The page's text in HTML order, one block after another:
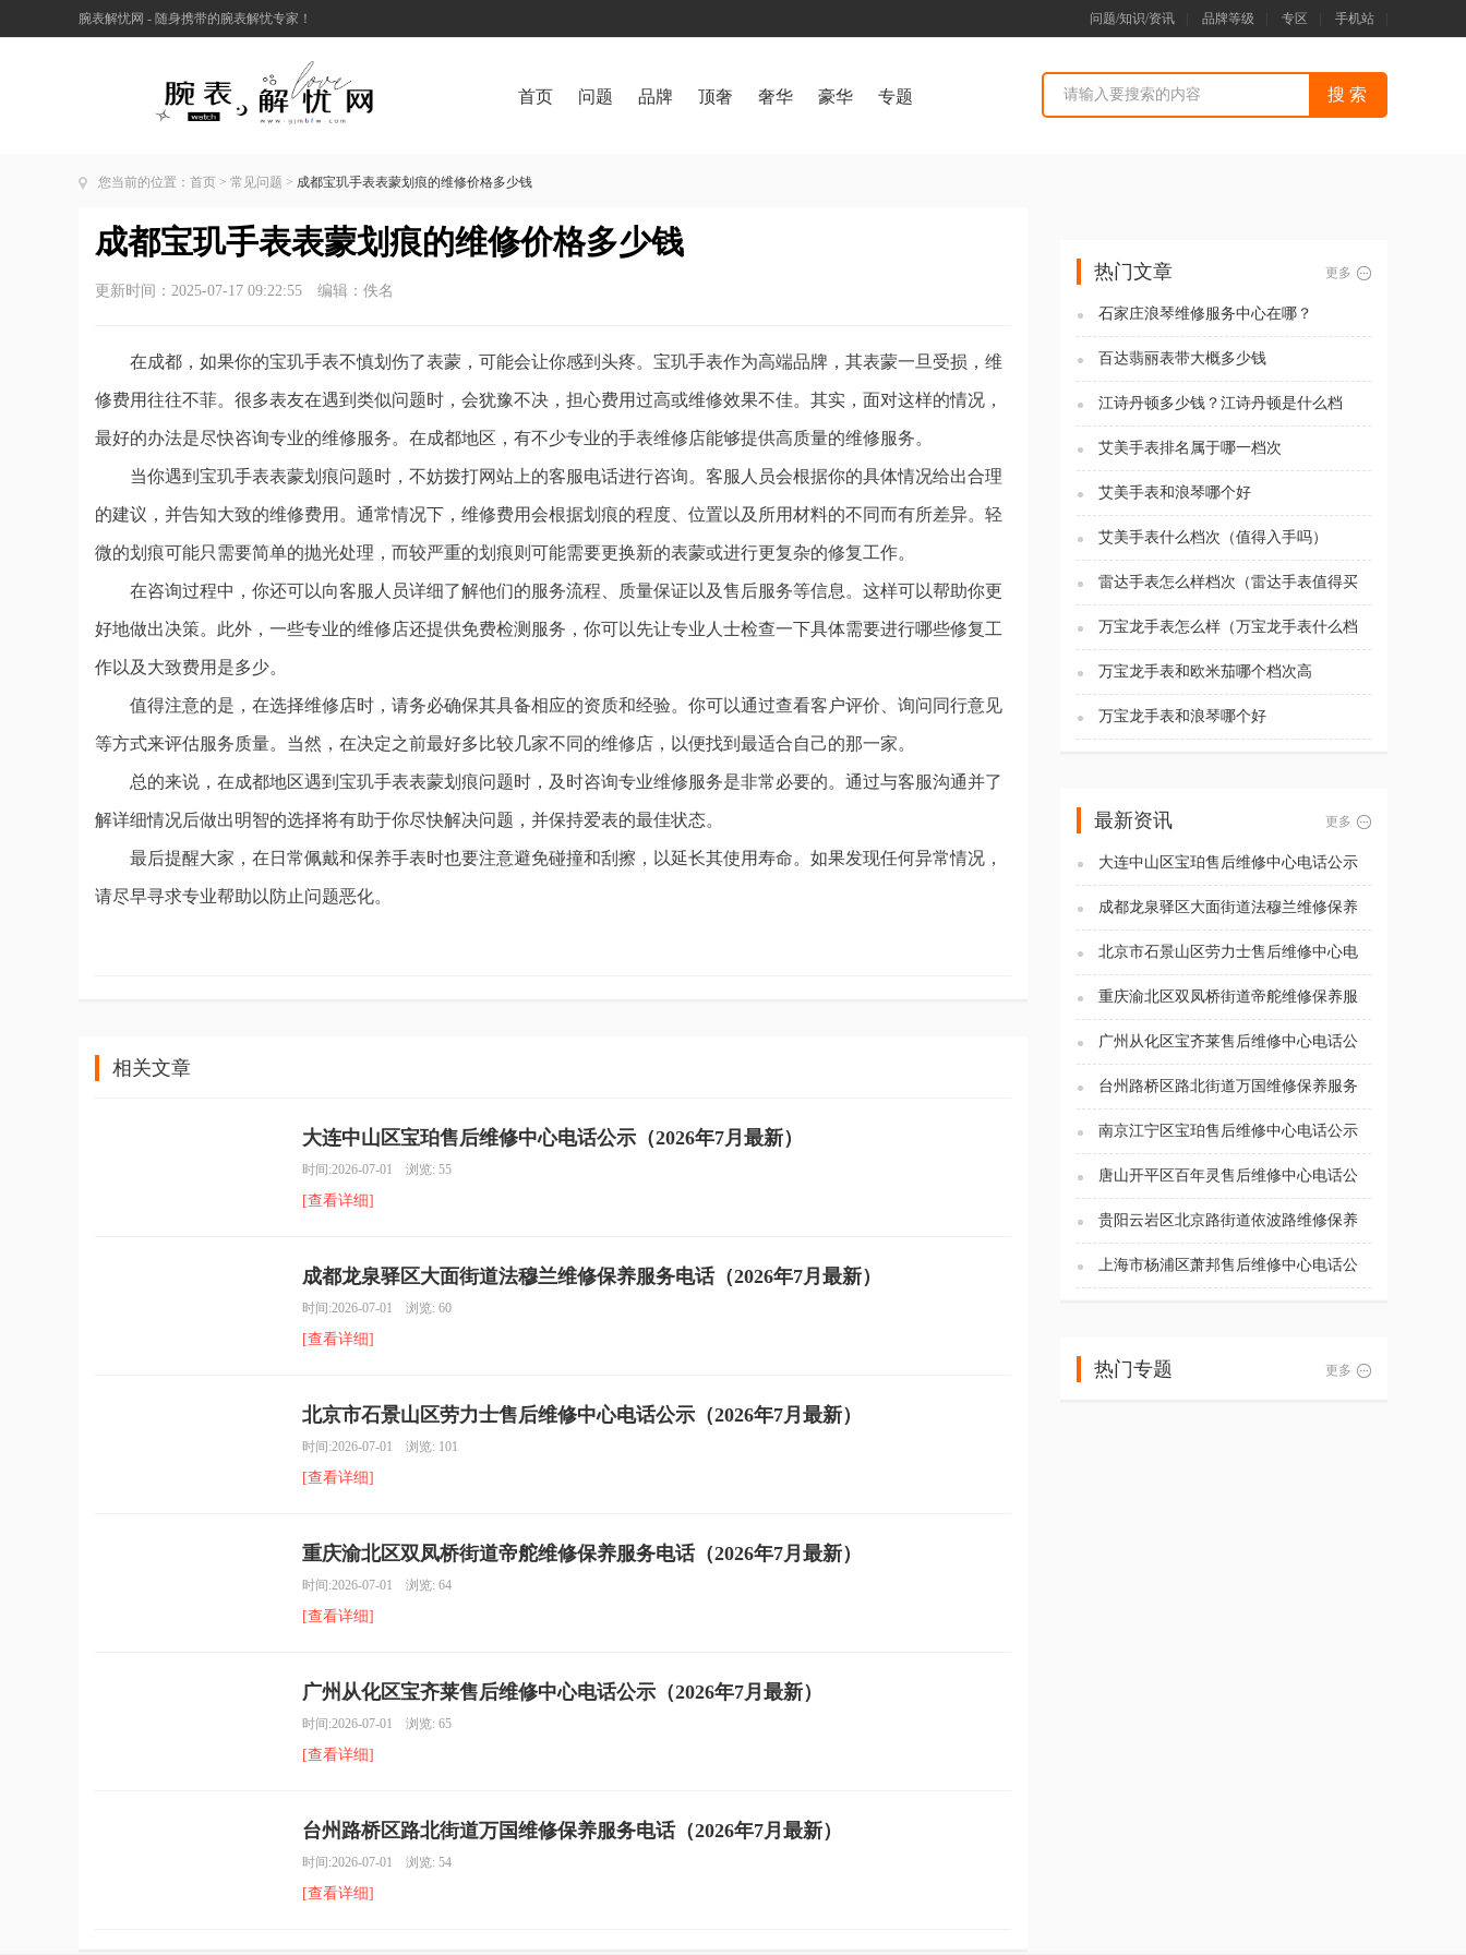
腕表解忧网 - 随身携带的腕表解忧专家！ 问题/知识/资讯 品牌等级 专区 手机站
首页 问题 品牌 顶奢 奢华 豪华 专题
您当前的位置： 首页 > 常见问题 > 成都宝玑手表表蒙划痕的维修价格多少钱
成都宝玑手表表蒙划痕的维修价格多少钱
更新时间：2025-07-17 09:22:55 编辑：佚名
在成都，如果你的宝玑手表不慎划伤了表蒙，可能会让你感到头疼。宝玑手表作为高端品牌，其表蒙一旦受损，维
修费用往往不菲。很多表友在遇到类似问题时，会犹豫不决，担心费用过高或维修效果不佳。其实，面对这样的情况，
最好的办法是尽快咨询专业的维修服务。在成都地区，有不少专业的手表维修店能够提供高质量的维修服务。
当你遇到宝玑手表表蒙划痕问题时，不妨拨打网站上的客服电话进行咨询。客服人员会根据你的具体情况给出合理
的建议，并告知大致的维修费用。通常情况下，维修费用会根据划痕的程度、位置以及所用材料的不同而有所差异。轻
微的划痕可能只需要简单的抛光处理，而较严重的划痕则可能需要更换新的表蒙或进行更复杂的修复工作。
在咨询过程中，你还可以向客服人员详细了解他们的服务流程、质量保证以及售后服务等信息。这样可以帮助你更
好地做出决策。此外，一些专业的维修店还提供免费检测服务，你可以先让专业人士检查一下具体需要进行哪些修复工
作以及大致费用是多少。
值得注意的是，在选择维修店时，请务必确保其具备相应的资质和经验。你可以通过查看客户评价、询问同行意见
等方式来评估服务质量。当然，在决定之前最好多比较几家不同的维修店，以便找到最适合自己的那一家。
总的来说，在成都地区遇到宝玑手表表蒙划痕问题时，及时咨询专业维修服务是非常必要的。通过与客服沟通并了
解详细情况后做出明智的选择将有助于你尽快解决问题，并保持爱表的最佳状态。
最后提醒大家，在日常佩戴和保养手表时也要注意避免碰撞和刮擦，以延长其使用寿命。如果发现任何异常情况，
请尽早寻求专业帮助以防止问题恶化。
相关文章
大连中山区宝珀售后维修中心电话公示（2026年7月最新）
时间:2026-07-01 浏览: 55
[查看详细]
成都龙泉驿区大面街道法穆兰维修保养服务电话（2026年7月最新）
时间:2026-07-01 浏览: 60
[查看详细]
北京市石景山区劳力士售后维修中心电话公示（2026年7月最新）
时间:2026-07-01 浏览: 101
[查看详细]
重庆渝北区双凤桥街道帝舵维修保养服务电话（2026年7月最新）
时间:2026-07-01 浏览: 64
[查看详细]
广州从化区宝齐莱售后维修中心电话公示（2026年7月最新）
时间:2026-07-01 浏览: 65
[查看详细]
台州路桥区路北街道万国维修保养服务电话（2026年7月最新）
时间:2026-07-01 浏览: 54
[查看详细]
热门文章 更多
石家庄浪琴维修服务中心在哪？
百达翡丽表带大概多少钱
江诗丹顿多少钱？江诗丹顿是什么档
次？
艾美手表排名属于哪一档次
艾美手表和浪琴哪个好
艾美手表什么档次（值得入手吗）
雷达手表怎么样档次（雷达手表值得买
吗)
万宝龙手表怎么样（万宝龙手表什么档
次）
万宝龙手表和欧米茄哪个档次高
万宝龙手表和浪琴哪个好
最新资讯 更多
大连中山区宝珀售后维修中心电话公示
（2026年7月最新）
成都龙泉驿区大面街道法穆兰维修保养
服务电话（2026年7月最新）
北京市石景山区劳力士售后维修中心电
话公示（2026年7月最新）
重庆渝北区双凤桥街道帝舵维修保养服
务电话（2026年7月最新）
广州从化区宝齐莱售后维修中心电话公
示（2026年7月最新）
台州路桥区路北街道万国维修保养服务
电话（2026年7月最新）
南京江宁区宝珀售后维修中心电话公示
（2026年7月最新）
唐山开平区百年灵售后维修中心电话公
示（2026年7月最新）
贵阳云岩区北京路街道依波路维修保养
服务电话（2026年7月最新）
上海市杨浦区萧邦售后维修中心电话公
示（2026年7月最新）
热门专题 更多